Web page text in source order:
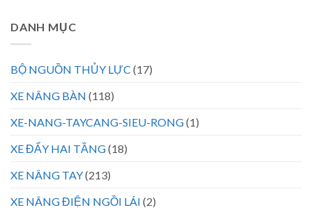
DANH MỤC
BỘ NGUỒN THỦY LỰC (17)
XE NÂNG BÀN (118)
XE-NANG-TAYCANG-SIEU-RONG(1)
XE ĐẨY HAI TẦNG(18)
XE NÂNG TAY(213)
XE NÂNG ĐIỆN NGỒI LÁI (2)